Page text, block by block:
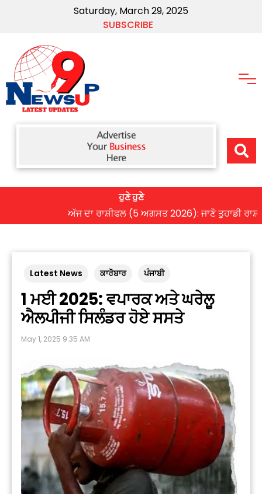
Saturday, March 29, 2025
SUBSCRIBE
ਹੁਣੇ ਹੁਣੇ
ਅੱਜ ਦਾ ਰਾਸ਼ੀਫਲ (5 ਅਗਸਤ 2026): ਜਾਣੋ ਤੁਹਾਡੀ ਰਾਸ਼ੀ ‘ਤੇ
Latest News ਕਾਰੋਬਾਰ ਪੰਜਾਬੀ
1 ਮਈ 2025: ਵਪਾਰਕ ਅਤੇ ਘਰੇਲੂ
ਐਲਪੀਜੀ ਸਿਲੰਡਰ ਹੋਏ ਸਸਤੇ
May 1, 2025 9:35 AM